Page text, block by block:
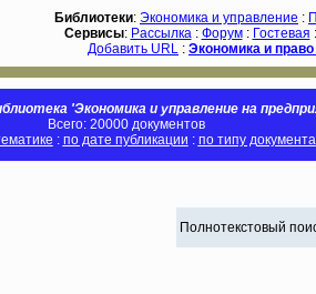
Библиотеки: Экономика и управление :
Сервисы: Рассылка: Форум: Гостевая :
Добавить URL : Экономика и право
'Экономика и управление на
Всего: 20000 документов
: по дате публикации : по типу документа
Полнотекстовый